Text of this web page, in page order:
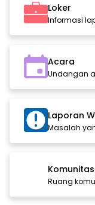
Loker
Informasi
Acara
Undangan
Laporan
Masalah
Komunitas
Ruang